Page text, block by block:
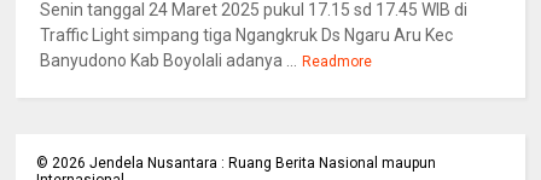
Senin tanggal 24 Maret 2025 pukul 17.15 sd 17.45 WIB di
Traffic Light simpang tiga Ngangkruk Ds Ngaru Aru Kec
Banyudono Kab Boyolali adanya ... Readmore
©2026 Jendela Nusantara : Ruang Berita Nasional maupun